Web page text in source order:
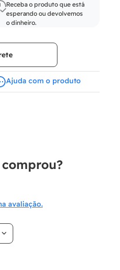
Receba o produto que está
esperando ou devolvemos
o dinheiro.
Ajuda com o produto
avaliação.